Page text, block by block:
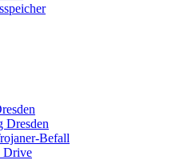
Dresden
Befall
Drive